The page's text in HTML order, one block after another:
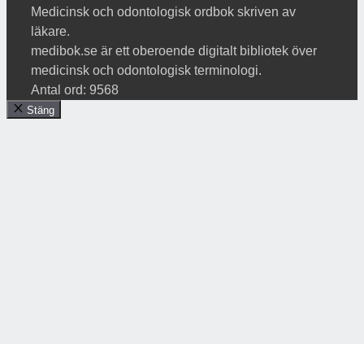
Medicinsk och odontologisk ordbok skriven av
läkare.
medibok.se är ett oberoende digitalt bibliotek över
medicinsk och odontologisk terminologi.
Antal ord: 9568
Stäng